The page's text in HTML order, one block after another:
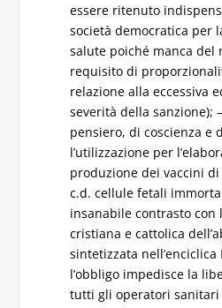
essere ritenuto
società democratica per
salute poiché manca del
requisito di
relazione alla eccessiva
severità della sanzione);
pensiero, di coscienza e
l’utilizzazione per
produzione dei vaccini
c.d. cellule fetali
insanabile contrasto con
cristiana e cattolica
sintetizzata nell’enciclica
l’obbligo impedisce la
tutti gli operatori